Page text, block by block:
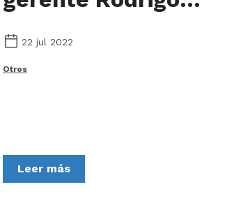
Hoy de la cadena
SER (Vilagarcía de
22 jul 2022
Otros
Leer más